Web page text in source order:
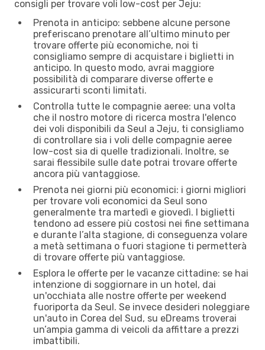
consigli per trovare voli low-cost per Jeju:
Prenota in anticipo: sebbene alcune persone
preferiscano prenotare all’ultimo minuto per
trovare offerte più economiche, noi ti
consigliamo sempre di acquistare i biglietti in
anticipo. In questo modo, avrai maggiore
possibilità di comparare diverse offerte e
assicurarti sconti limitati.
Controlla tutte le compagnie aeree: una volta
che il nostro motore di ricerca mostra l'elenco
dei voli disponibili da Seul a Jeju, ti consigliamo
di controllare sia i voli delle compagnie aeree
low-cost sia di quelle tradizionali. Inoltre, se
sarai flessibile sulle date potrai trovare offerte
ancora più vantaggiose.
Prenota nei giorni più economici: i giorni migliori
per trovare voli economici da Seul sono
generalmente tra martedì e giovedì. I biglietti
tendono ad essere più costosi nei fine settimana
e durante l’alta stagione, di conseguenza volare
a metà settimana o fuori stagione ti permetterà
di trovare offerte più vantaggiose.
Esplora le offerte per le vacanze cittadine: se hai
intenzione di soggiornare in un hotel, dai
un'occhiata alle nostre offerte per weekend
fuoriporta da Seul. Se invece desideri noleggiare
un'auto in Corea del Sud, su eDreams troverai
un’ampia gamma di veicoli da affittare a prezzi
imbattibili.